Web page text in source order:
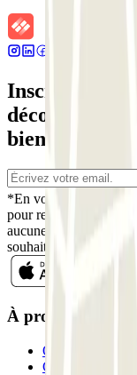
Inscrivez-
découvrez
bien d'autres
*En vous inscrivant,
pour recevoir des
aucune obligation,
souhaitez dans la
À propos de
Qui sommes-
Comment ça